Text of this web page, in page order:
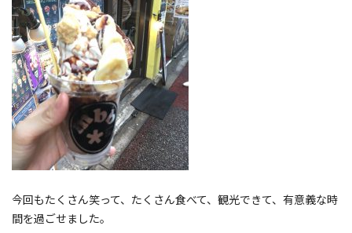
今回もたくさん笑って、たくさん食べて、観光できて、有意義な時
間を過ごせました。